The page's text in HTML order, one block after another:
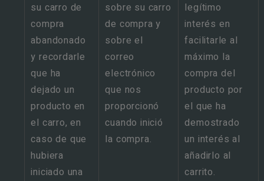
su carro de
compra
abandonado
y recordarle
que ha
dejado un
producto en
el carro, en
caso de que
hubiera
iniciado una
sobre su carro
de compra y
sobre el
correo
electrónico
que nos
proporcionó
cuando inició
la compra.
legítimo
interés en
facilitarle al
máximo la
compra del
producto por
el que ha
demostrado
un interés al
añadirlo al
carrito.